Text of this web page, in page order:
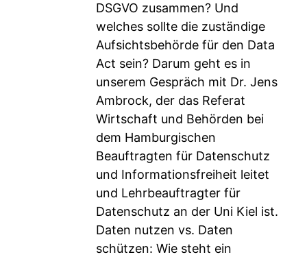
DSGVO zusammen? Und
welches sollte die zuständige
Aufsichtsbehörde für den Data
Act sein? Darum geht es in
unserem Gespräch mit Dr. Jens
Ambrock, der das Referat
Wirtschaft und Behörden bei
dem Hamburgischen
Beauftragten für Datenschutz
und Informationsfreiheit leitet
und Lehrbeauftragter für
Datenschutz an der Uni Kiel ist.
Daten nutzen vs. Daten
schützen: Wie steht ein